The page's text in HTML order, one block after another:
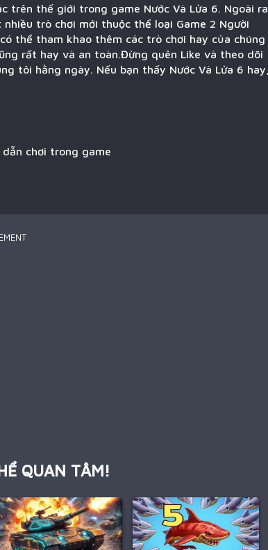
trên thế giới trong game Nước Và Lửa 6. Ngoài ra,
trò chơi mới thuộc thể loại Game 2 Người
thể tham khao thêm các trò chơi hay của chúng
rất hay và an toàn.Đừng quên Like và theo dõi
tôi hằng ngày. Nếu bạn thấy Nước Và Lửa 6 hay,
chơi trong game
QUAN TÂM!